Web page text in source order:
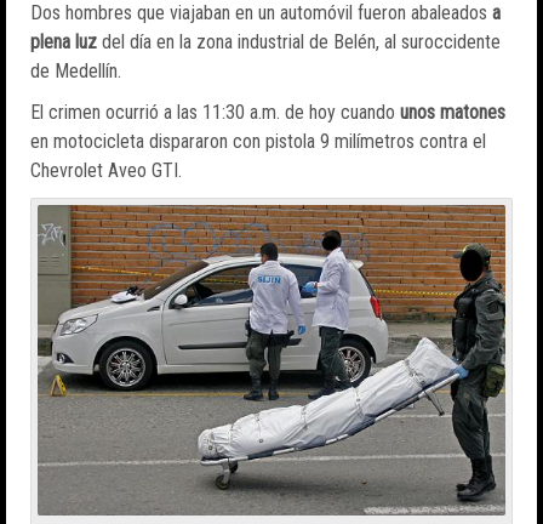
Dos hombres que viajaban en un automóvil fueron abaleados a
plena luz del día en la zona industrial de Belén, al suroccidente
de Medellín.
El crimen ocurrió a las 11:30 a.m. de hoy cuando unos matones
en motocicleta dispararon con pistola 9 milímetros contra el
Chevrolet Aveo GTI.